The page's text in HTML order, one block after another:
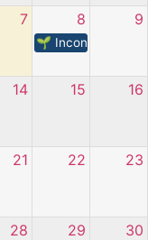
7 8
🌱​ Incontri
9
14 15 16
21 22 23
28 29 30